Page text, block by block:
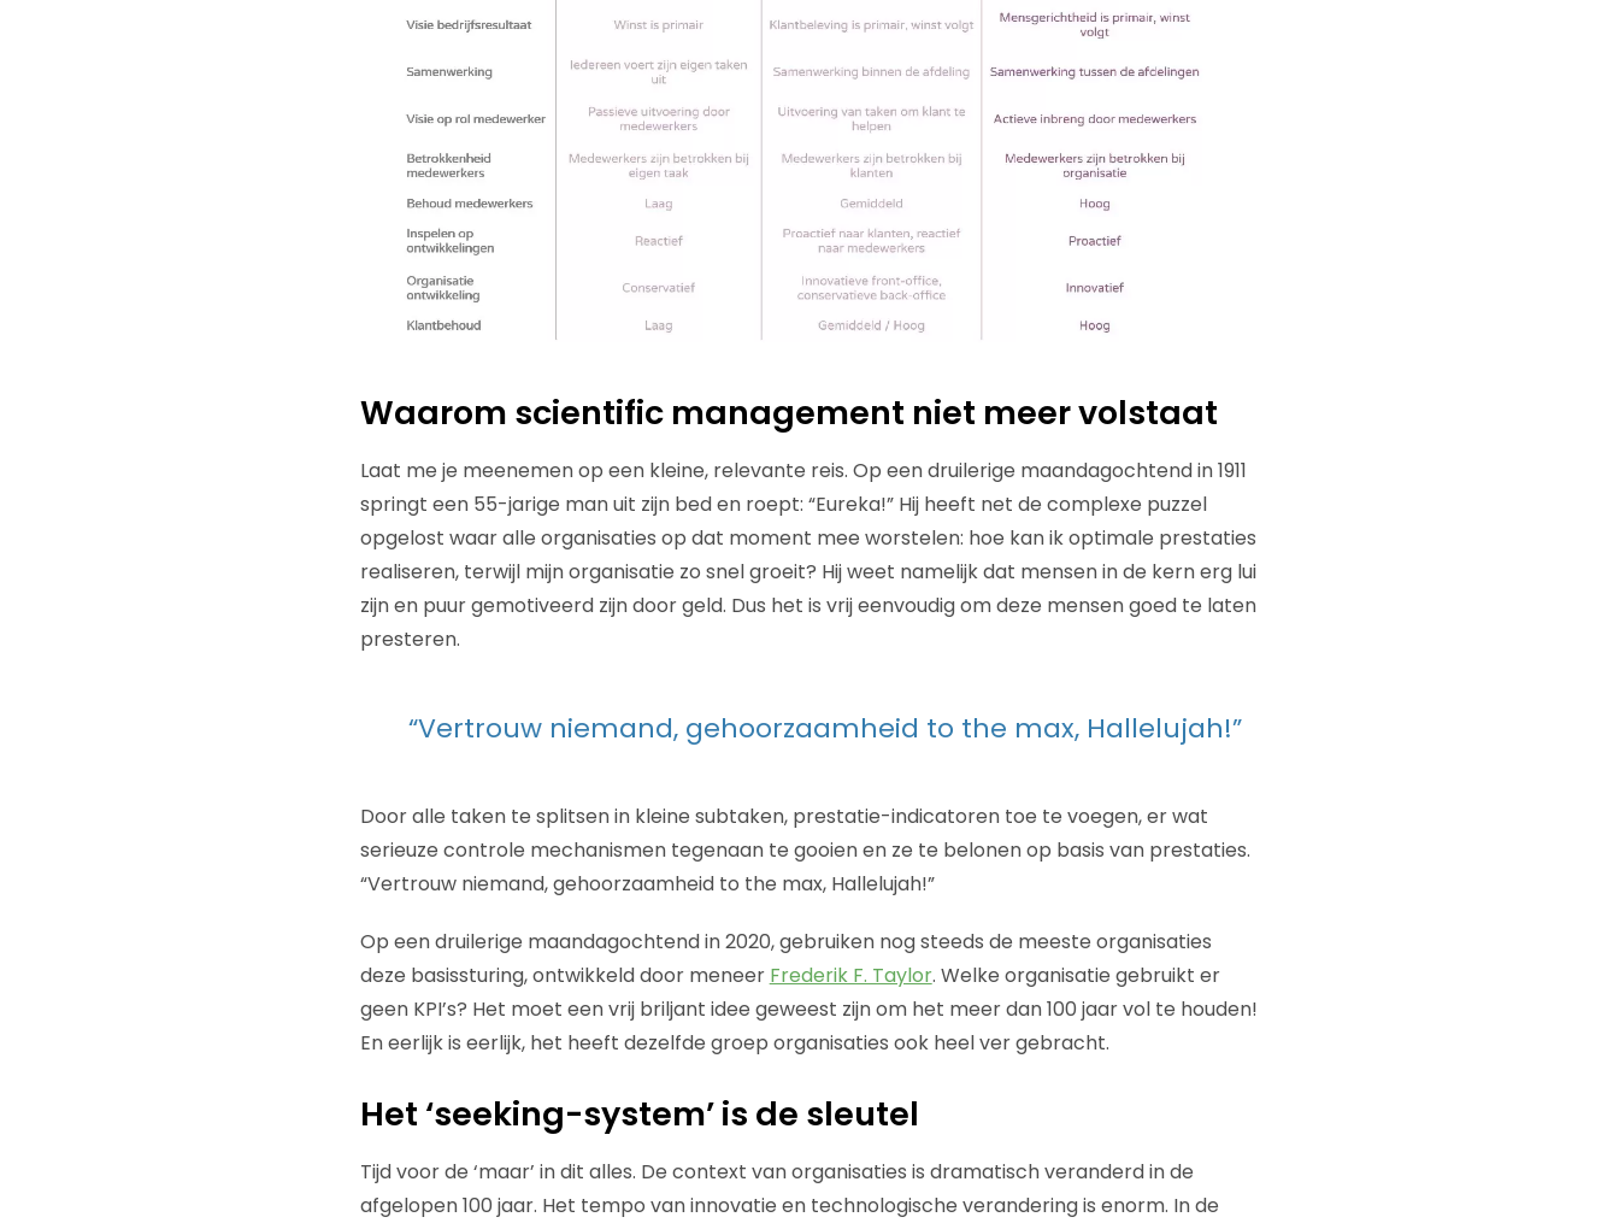
Waarom scientific management niet meer volstaat
Laat me je meenemen op een kleine, relevante reis. Op een druilerige maandagochtend in 1911
springt een 55-jarige man uit zijn bed en roept: “Eureka!” Hij heeft net de complexe puzzel
opgelost waar alle organisaties op dat moment mee worstelen: hoe kan ik optimale prestaties
realiseren, terwijl mijn organisatie zo snel groeit? Hij weet namelijk dat mensen in de kern erg lui
zijn en puur gemotiveerd zijn door geld. Dus het is vrij eenvoudig om deze mensen goed te laten
presteren.
“Vertrouw niemand, gehoorzaamheid to the max, Hallelujah!”
Door alle taken te splitsen in kleine subtaken, prestatie-indicatoren toe te voegen, er wat
serieuze controle mechanismen tegenaan te gooien en ze te belonen op basis van prestaties.
“Vertrouw niemand, gehoorzaamheid to the max, Hallelujah!”
Op een druilerige maandagochtend in 2020, gebruiken nog steeds de meeste organisaties
deze basissturing, ontwikkeld door meneer Frederik F. Taylor. Welke organisatie gebruikt er
geen KPI’s? Het moet een vrij briljant idee geweest zijn om het meer dan 100 jaar vol te houden!
En eerlijk is eerlijk, het heeft dezelfde groep organisaties ook heel ver gebracht.
Het ‘seeking-system’ is de sleutel
Tijd voor de ‘maar’ in dit alles. De context van organisaties is dramatisch veranderd in de
afgelopen 100 jaar. Het tempo van innovatie en technologische verandering is enorm. In de